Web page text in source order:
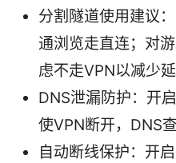
分割隧道使用建议
通浏览走直连；对
虑不走VPN以减少延
DNS泄漏防护：开
使VPN断开，DNS
自动断线保护：开